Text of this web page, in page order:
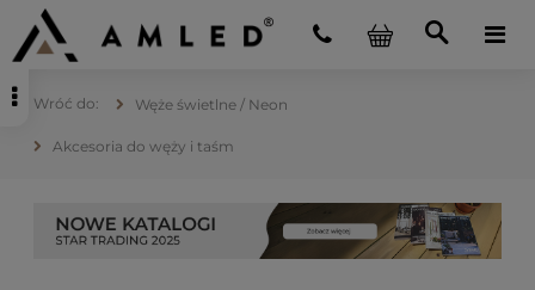
Węże świetlne / Neon
Akcesoria do węży i taśm